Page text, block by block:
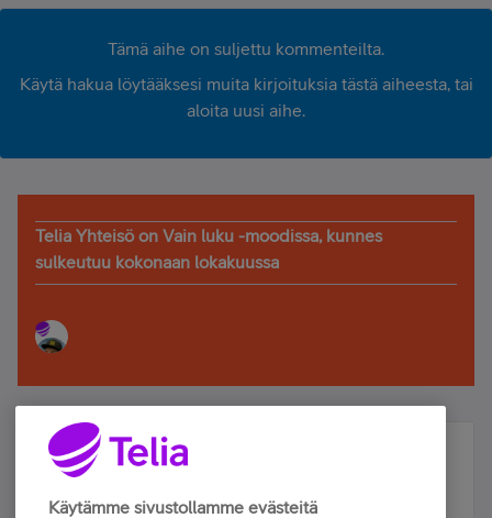
Tämä aihe on suljettu kommenteilta.
Käytä hakua löytääksesi muita kirjoituksia tästä aiheesta, tai
aloita uusi aihe.
Telia Yhteisö on Vain luku -moodissa, kunnes
sulkeutuu kokonaan lokakuussa
Älä jää paitsi – osallistu ja voita!
Tilaa Telian uutiskirje ja olet mukana arvonnassa.
Käytämme sivustollamme evästeitä